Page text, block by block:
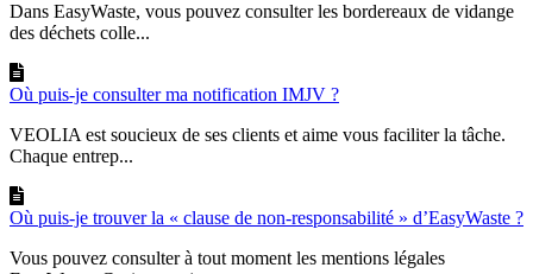
Dans EasyWaste, vous pouvez consulter les bordereaux de vidange
des déchets colle...
Où puis-je consulter ma notification IMJV ?
VEOLIA est soucieux de ses clients et aime vous faciliter la tâche.
Chaque entrep...
Où puis-je trouver la « clause de non-responsabilité » d’EasyWaste ?
Vous pouvez consulter à tout moment les mentions légales